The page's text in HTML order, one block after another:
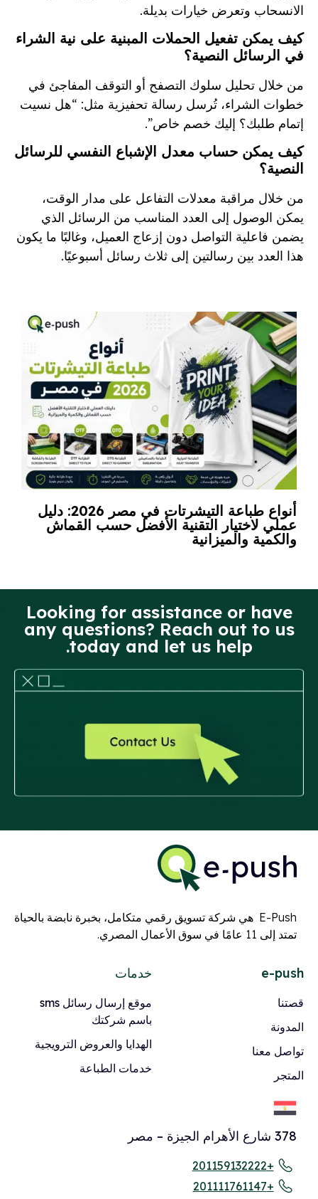
الانسحاب وتعرض خيارات بديلة.
كيف يمكن تفعيل الحملات المبنية على نية الشراء
في الرسائل النصية؟
من خلال تحليل سلوك التصفح أو التوقف المفاجئ في
خطوات الشراء، تُرسل رسالة تحفيزية مثل: “هل نسيت
إتمام طلبك؟ إليك خصم خاص”.
كيف يمكن حساب معدل الإشباع النفسي للرسائل
النصية؟
من خلال مراقبة معدلات التفاعل على مدار الوقت،
يمكن الوصول إلى العدد المناسب من الرسائل الذي
يضمن فاعلية التواصل دون إزعاج العميل، وغالبًا ما يكون
هذا العدد بين رسالتين إلى ثلاث رسائل أسبوعيًا.
أنواع طباعة التيشرتات في مصر 2026: دليل
عملي لاختيار التقنية الأفضل حسب القماش
والكمية والميزانية
Looking for assistance or have
any questions? Reach out to us
today and let us help.
E-Push هي شركة تسويق رقمي متكامل، بخبرة نابضة بالحياة
تمتد إلى 11 عامًا في سوق الأعمال المصري.
e-push
قصتنا
المدونة
تواصل معنا
المتجر
خدمات
موقع إرسال رسائل sms
باسم شركتك
الهدايا والعروض الترويجية
خدمات الطباعة
378 شارع الأهرام الجيزة – مصر
+201159132222
+201111761147